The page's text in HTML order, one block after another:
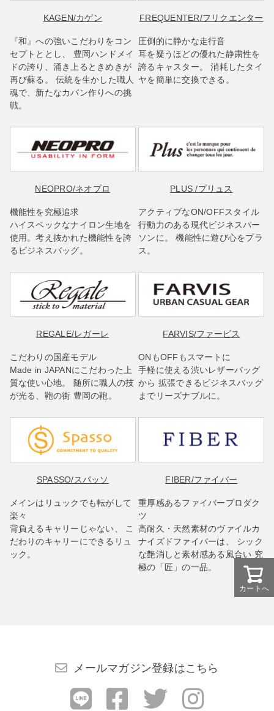
カートへ
KAGEN/カゲン
『和』への強いこだわりをコン
セプトととし、 豊岡ハンドメイ
ドの誇り、涌き上るときめきが
再び蘇る。 伝統を生かした職人
魂で、新たなカバン作りへの挑
戦。
FREQUENTER/フリクエンター
圧倒的に静かな走行音
耳を疑うほどの優れた静粛性を
誇るキャスター。 消耗したタイ
ヤを簡単に交換できる。
NEOPRO/ネオプロ
機能性を究極追求
ハイスペックなナイロン生地を
使用。考え抜かれた機能性を誇
るビジネスバッグ。
PLUS/プリュス
アクティブなON/OFFスタイル
行動力のある現代ビジネスパー
ソンに。 機能性に遊び心をプラ
ス。
REGALE/レガーレ
こだわりの国産モデル
Made in JAPANにこだわった上
質な使い心地。 随所に職人の技
が光る、鞄の街 豊岡の鞄。
FARVIS/ファービス
ONもOFFもスマートに
手軽に使える渋いレザーバッグ
から 拡張できるビジネスバッグ
までリーズナブルに。
SPASSO/スパッソ
メインはリュックでも転がして
楽々
背負えるキャリーじゃない、 こ
だわりのキャリーにできるリュ
ック。
FIBER/ファイバー
重厚感あるファイバープロダク
ツ
高耐久・天然素材のヴァイルカ
ナイズドファイバーは、 シック
な艶消しと素材感ある風合い 究
極の「匠」の一品。
メールマガジン登録はこちら